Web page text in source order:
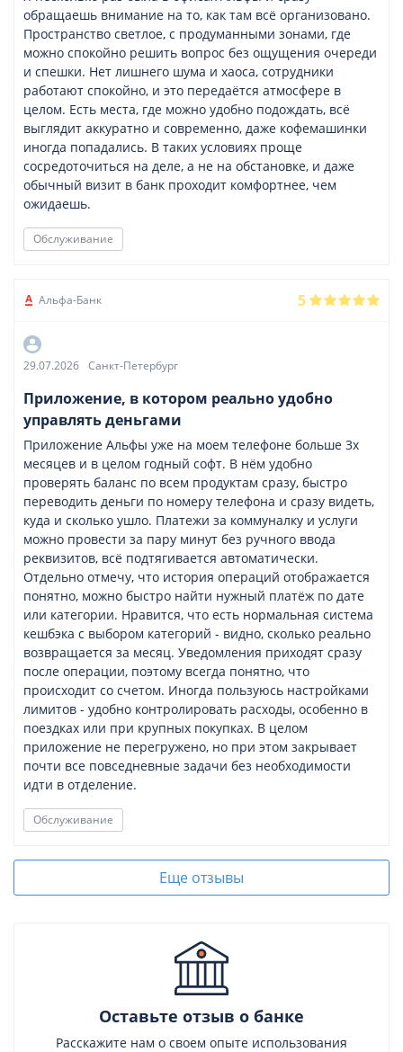
обращаешь внимание на то, как там всё организовано.
Пространство светлое, с продуманными зонами, где
можно спокойно решить вопрос без ощущения очереди
и спешки. Нет лишнего шума и хаоса, сотрудники
работают спокойно, и это передаётся атмосфере в
целом. Есть места, где можно удобно подождать, всё
выглядит аккуратно и современно, даже кофемашинки
иногда попадались. В таких условиях проще
сосредоточиться на деле, а не на обстановке, и даже
обычный визит в банк проходит комфортнее, чем
ожидаешь.
Обслуживание
Альфа-Банк 5
29.07.2026 Санкт-Петербург
Приложение, в котором реально удобно
управлять деньгами
Приложение Альфы уже на моем телефоне больше 3х
месяцев и в целом годный софт. В нём удобно
проверять баланс по всем продуктам сразу, быстро
переводить деньги по номеру телефона и сразу видеть,
куда и сколько ушло. Платежи за коммуналку и услуги
можно провести за пару минут без ручного ввода
реквизитов, всё подтягивается автоматически.
Отдельно отмечу, что история операций отображается
понятно, можно быстро найти нужный платёж по дате
или категории. Нравится, что есть нормальная система
кешбэка с выбором категорий - видно, сколько реально
возвращается за месяц. Уведомления приходят сразу
после операции, поэтому всегда понятно, что
происходит со счетом. Иногда пользуюсь настройками
лимитов - удобно контролировать расходы, особенно в
поездках или при крупных покупках. В целом
приложение не перегружено, но при этом закрывает
почти все повседневные задачи без необходимости
идти в отделение.
Обслуживание
Еще отзывы
Оставьте отзыв о банке
Расскажите нам о своем опыте использования